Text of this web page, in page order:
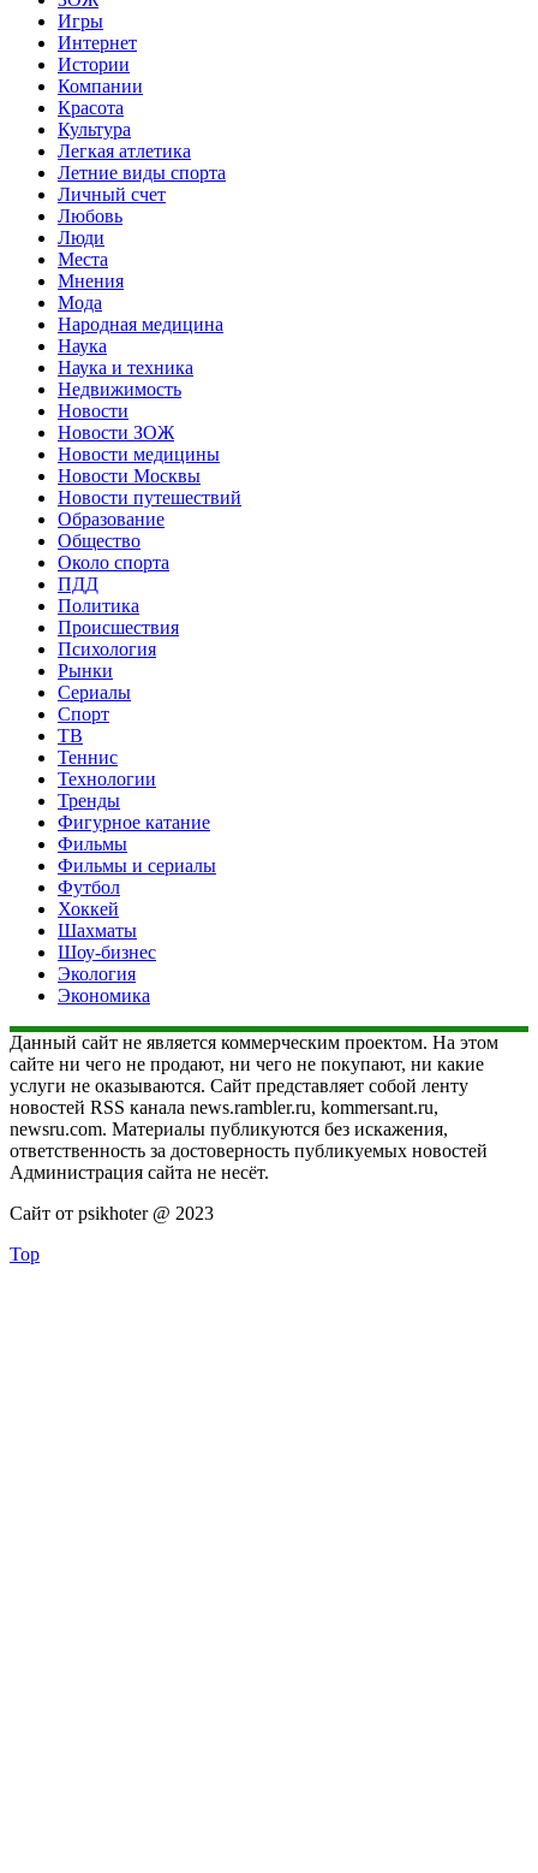
Игры
Интернет
Истории
Компании
Красота
Культура
Легкая атлетика
Летние виды спорта
Личный счет
Любовь
Люди
Места
Мнения
Мода
Народная медицина
Наука
Наука и техника
Недвижимость
Новости
Новости ЗОЖ
Новости медицины
Новости Москвы
Новости путешествий
Образование
Общество
Около спорта
ПДД
Политика
Происшествия
Психология
Рынки
Сериалы
Спорт
ТВ
Теннис
Технологии
Тренды
Фигурное катание
Фильмы
Фильмы и сериалы
Футбол
Хоккей
Шахматы
Шоу-бизнес
Экология
Экономика
Данный сайт не является коммерческим проектом. На этом
сайте ни чего не продают, ни чего не покупают, ни какие
услуги не оказываются. Сайт представляет собой ленту
новостей RSS канала news.rambler.ru, kommersant.ru,
newsru.com. Материалы публикуются без искажения,
ответственность за достоверность публикуемых новостей
Администрация сайта не несёт.
Сайт от psikhoter @ 2023
Top